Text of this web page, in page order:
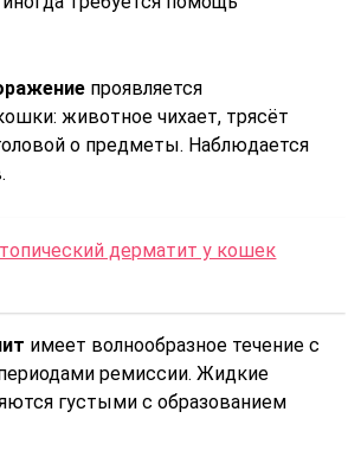
проявляется
животное чихает, трясёт
о предметы. Наблюдается
дерматит у кошек
имеет волнообразное течение с
ремиссии. Жидкие
густыми с образованием